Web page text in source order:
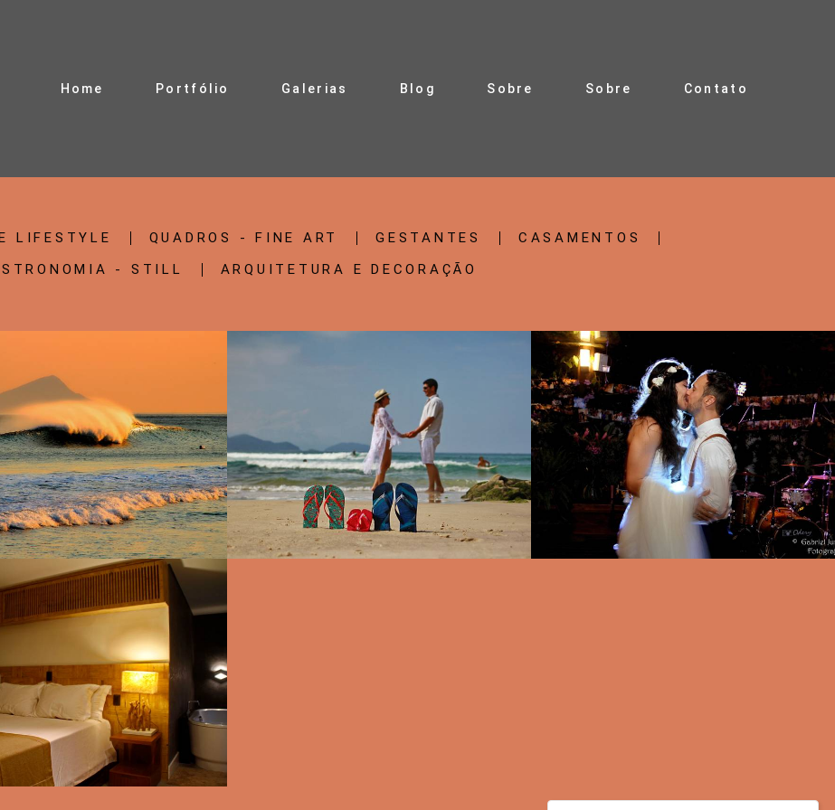
Home Portfólio Galerias Blog Sobre Sobre Contato
LIFESTYLE QUADROS - FINE ART GESTANTES
CASAMENTOS
- STILL
ARQUITETURA E DECORAÇÃO
1870 18 3039 0 1389 8
1230 1